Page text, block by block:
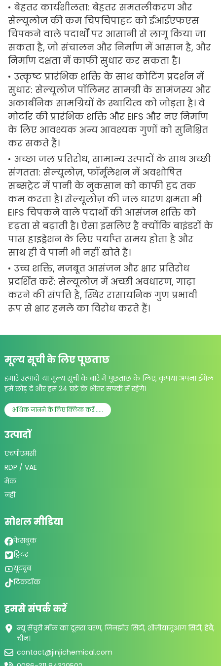
• बेहतर कार्यशीलता: बेहतर समतलीकरण और
सेल्यूलोज की कम चिपचिपाहट को ईआईएफएस
चिपकने वाले पदार्थों पर आसानी से लागू किया जा
सकता है, जो संचालन और निर्माण में आसान है, और
निर्माण दक्षता में काफी सुधार कर सकता है।
• उत्कृष्ट प्रारंभिक शक्ति के साथ कोटिंग प्रदर्शन में
सुधार: सेल्यूलोज पॉलिमर सामग्री के सामंजस्य और
अकार्बनिक सामग्रियों के स्थायित्व को जोड़ता है। वे
मोर्टार की प्रारंभिक शक्ति और EIFS और नए निर्माण
के लिए आवश्यक अन्य आवश्यक गुणों को सुनिश्चित
कर सकते हैं।
• अच्छा जल प्रतिरोध, सामान्य उत्पादों के साथ अच्छी
संगतता: सेल्यूलोज़, फॉर्मूलेशन में अवशोषित
सब्सट्रेट में पानी के नुकसान को काफी हद तक
कम करता है। सेल्यूलोज़ की जल धारण क्षमता भी
EIFS चिपकने वाले पदार्थों की आसंजन शक्ति को
दृढ़ता से बढ़ाती है। ऐसा इसलिए है क्योंकि बाइंडरों के
पास हाइड्रेशन के लिए पर्याप्त समय होता है और
साथ ही वे पानी भी नहीं खोते हैं।
• उच्च शक्ति, मजबूत आसंजन और क्षार प्रतिरोध
प्रदर्शित करें: सेल्यूलोज़ में अच्छी अवधारण, गाढ़ा
करने की संपत्ति है, स्थिर रासायनिक गुण प्रभावी
रूप से क्षार हमले का विरोध करते हैं।
मूल्य सूची के लिए पूछताछ
हमारे उत्पादों या मूल्य सूची के बारे में पूछताछ के लिए, कृपया अपना ईमेल
हमें छोड़ दें और हम 24 घंटे के भीतर संपर्क में रहेंगे।
अधिक जानने के लिए क्लिक करें......
उत्पादों
एचपीएमसी
RDP / VAE
मेक
नहीं
सोशल मीडिया
फेसबुक
ट्विटर
यूट्यूब
टिकटॉक
हमसे संपर्क करें
न्यू सेंचुरी मॉल का दूसरा चरण, जिनझोउ सिटी, शीज़ीयाज़ूआंग सिटी, हेबै,
चीन।
contact@jinjichemical.com